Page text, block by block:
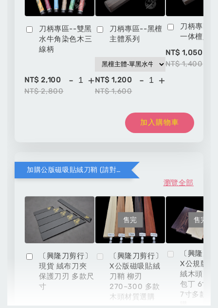
刀柄專區--雙黑
水牛角染色木三
線柄
NT$ 2,100
NT$ 2,800
- +
刀柄專區--黑檀
主體系列
NT$ 1,200
NT$ 1,600
- +
刀柄專區
一体檀八
NT$ 1,050
NT$ 1,400
加入購物車
加購公版磁吸貼絨刀鞘 (請對應木頭材質與刀款尺寸)
瀏覽全部
〔興隆刀剪行〕
現貨 絨布刀夾
保護刀刃 多款尺
寸
售完
〔興隆刀剪行〕
X公版磁吸貼絨
刀鞘 柳刃
270~300 多款
木頭材質選購
售完
〔興隆刀
X公規版磁
絨木頭刀
包丁 6寸
7寸多款材